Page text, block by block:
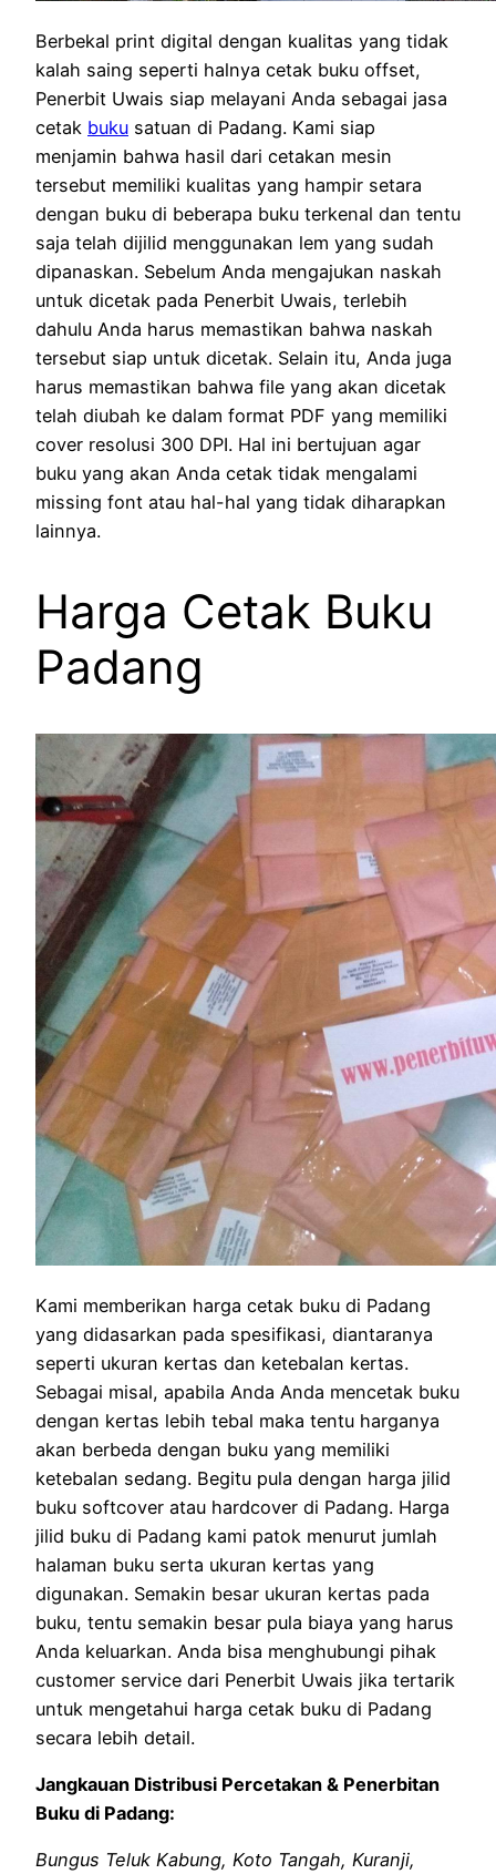
Berbekal print digital dengan kualitas yang tidak
kalah saing seperti halnya cetak buku offset,
Penerbit Uwais siap melayani Anda sebagai jasa
cetak buku satuan di Padang. Kami siap
menjamin bahwa hasil dari cetakan mesin
tersebut memiliki kualitas yang hampir setara
dengan buku di beberapa buku terkenal dan tentu
saja telah dijilid menggunakan lem yang sudah
dipanaskan. Sebelum Anda mengajukan naskah
untuk dicetak pada Penerbit Uwais, terlebih
dahulu Anda harus memastikan bahwa naskah
tersebut siap untuk dicetak. Selain itu, Anda juga
harus memastikan bahwa file yang akan dicetak
telah diubah ke dalam format PDF yang memiliki
cover resolusi 300 DPI. Hal ini bertujuan agar
buku yang akan Anda cetak tidak mengalami
missing font atau hal-hal yang tidak diharapkan
lainnya.
Harga Cetak Buku
Padang
Kami memberikan harga cetak buku di Padang
yang didasarkan pada spesifikasi, diantaranya
seperti ukuran kertas dan ketebalan kertas.
Sebagai misal, apabila Anda Anda mencetak buku
dengan kertas lebih tebal maka tentu harganya
akan berbeda dengan buku yang memiliki
ketebalan sedang. Begitu pula dengan harga jilid
buku softcover atau hardcover di Padang. Harga
jilid buku di Padang kami patok menurut jumlah
halaman buku serta ukuran kertas yang
digunakan. Semakin besar ukuran kertas pada
buku, tentu semakin besar pula biaya yang harus
Anda keluarkan. Anda bisa menghubungi pihak
customer service dari Penerbit Uwais jika tertarik
untuk mengetahui harga cetak buku di Padang
secara lebih detail.
Jangkauan Distribusi Percetakan & Penerbitan
Buku di Padang:
Bungus Teluk Kabung, Koto Tangah, Kuranji,